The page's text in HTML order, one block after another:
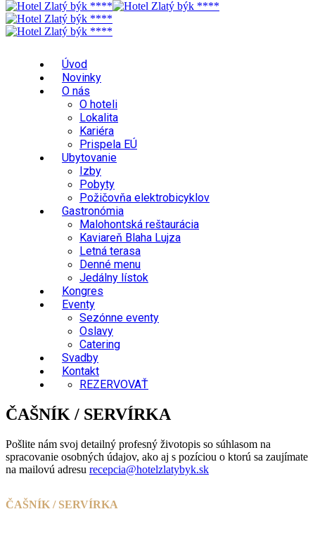
Úvod
Novinky
O nás
O hoteli
Lokalita
Kariéra
Prispela EÚ
Ubytovanie
Izby
Pobyty
Požičovňa elektrobicyklov
Gastronómia
Malohontská reštaurácia
Kaviareň Blaha Lujza
Letná terasa
Denné menu
Jedálny lístok
Kongres
Eventy
Sezónne eventy
Oslavy
Catering
Svadby
Kontakt
REZERVOVAŤ
ČAŠNÍK / SERVÍRKA
Pošlite nám svoj detailný profesný životopis so súhlasom na
spracovanie osobných údajov, ako aj s pozíciou o ktorú sa zaujímate
na mailovú adresu recepcia@hotelzlatybyk.sk
ČAŠNÍK / SERVÍRKA